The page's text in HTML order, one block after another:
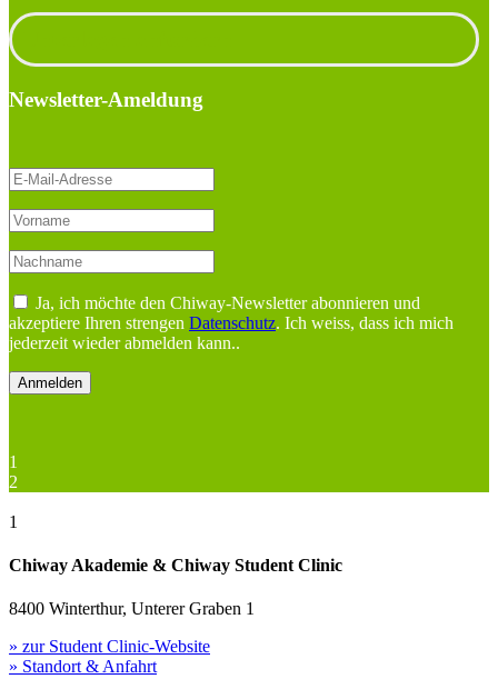
Newsletter-Ameldung
Ja, ich möchte den Chiway-Newsletter abonnieren und
akzeptiere Ihren strengen Datenschutz. Ich weiss, dass ich mich
jederzeit wieder abmelden kann..
1
2
1
Chiway Akademie & Chiway Student Clinic
8400 Winterthur, Unterer Graben 1
» zur Student Clinic-Website
» Standort & Anfahrt